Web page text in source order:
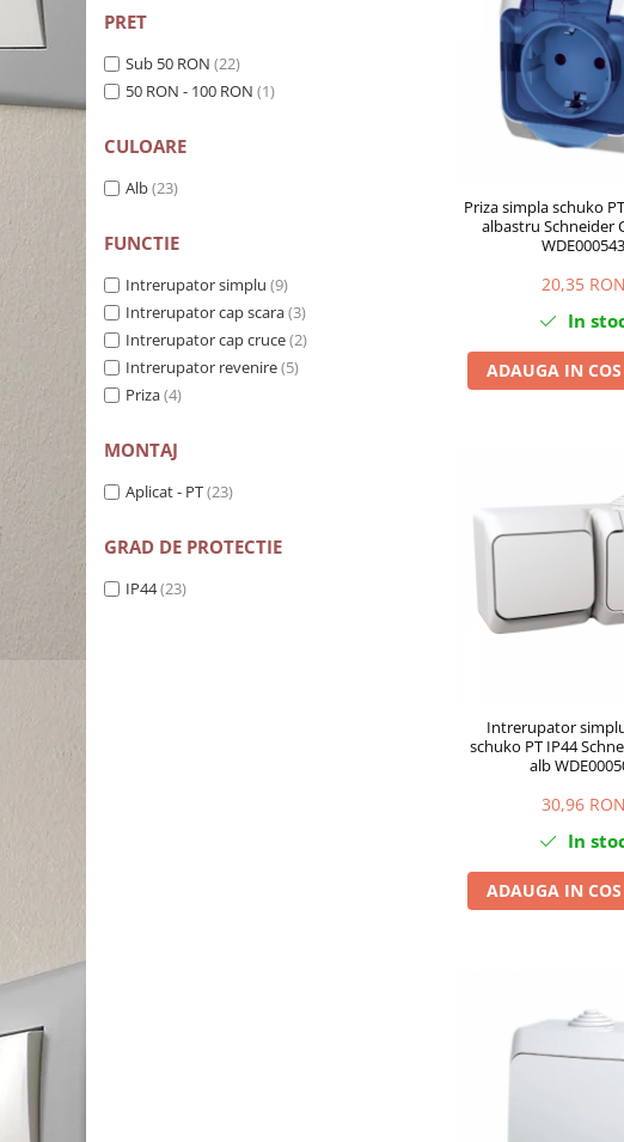
Schneider Easy Styl
Schneider Cedar
Vimar Neve
Vimar Plana
Vimar Arke
Himel Flexo
Bobine de declansare
Separatoare de sarcina
Lampa de semnalizare
Conectica si accesorii
Bareta de alimentare-Pieptene
Repartitoare
Borniera si bara nul
Pini terminali
UPS-uri
Scule meseriasi
PRET
Sub 50 RON (22)
50 RON - 100 RON (1)
CULOARE
Alb(23)
FUNCTIE
Intrerupator simplu (9)
Intrerupator cap scara(3)
Intrerupator cap cruce(2)
Intrerupator revenire(5)
Priza(4)
MONTAJ
Aplicat - PT(23)
GRAD DE PROTECTIE
IP44(23)
Priza simpla schuko
albastru Schneider
WDE000543
20,35 RON
In
ADAUGA IN COS
Intrerupator
schuko PT IP44
alb
30,96 RON
In
ADAUGA IN COS